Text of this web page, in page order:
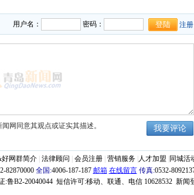
用户名： 密码： 注册
网同意其观点或证实其描述。